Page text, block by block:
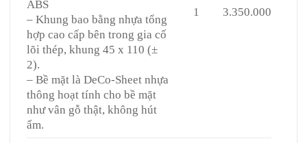
ABS
– Khung bao bằng nhựa tổng
hợp cao cấp bên trong gia cố
lõi thép, khung 45 x 110 (±
2).
– Bề mặt là DeCo-Sheet nhựa
thông hoạt tính cho bề mặt
như vân gỗ thật, không hút
ẩm.
1 3.350.000